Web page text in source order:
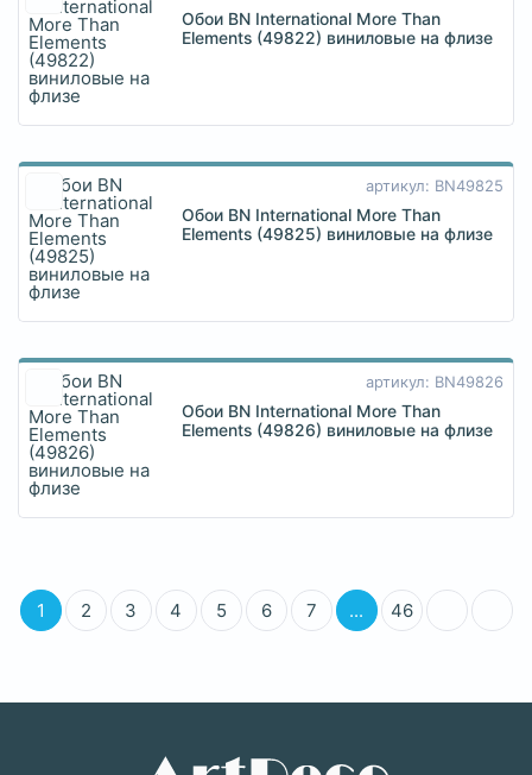
Обои BN International More Than
Elements (49822) виниловые на флизе
артикул: BN49825
Обои BN International More Than
Elements (49825) виниловые на флизе
артикул: BN49826
Обои BN International More Than
Elements (49826) виниловые на флизе
1 2 3 4 5 6 7 ... 46